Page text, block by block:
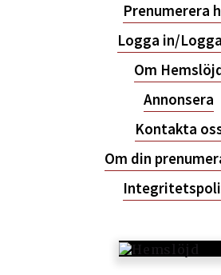
Prenumerera
Logga in/
Om
Annonsera
Kontakta
Om din